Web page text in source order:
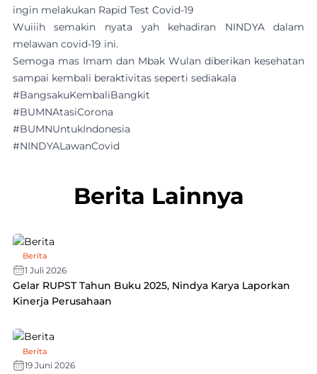
ingin melakukan Rapid Test Covid-19
Wuiiih semakin nyata yah kehadiran NINDYA dalam
melawan covid-19 ini.
Semoga mas Imam dan Mbak Wulan diberikan kesehatan
sampai kembali beraktivitas seperti sediakala
#BangsakuKembaliBangkit
#BUMNAtasiCorona
#BUMNUntukIndonesia
#NINDYALawanCovid
Berita Lainnya
Berita
1 Juli 2026
Gelar RUPST Tahun Buku 2025, Nindya Karya Laporkan
Kinerja Perusahaan
Berita
19 Juni 2026